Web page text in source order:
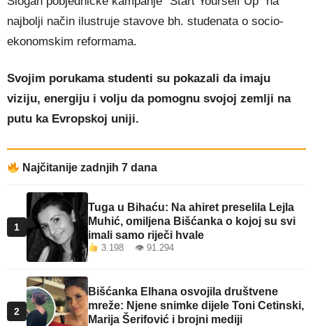
najbolji način ilustruje stavove bh. studenata o socio-
ekonomskim reformama.
Svojim porukama studenti su pokazali da imaju
viziju, energiju i volju da pomognu svojoj zemlji na
putu ka Evropskoj uniji.
Najčitanije zadnjih 7 dana
1
Tuga u Bihaću: Na ahiret preselila Lejla
Muhić, omiljena Bišćanka o kojoj su svi
imali samo riječi hvale
3.198 👁 91.294
2
Bišćanka Elhana osvojila društvene
mreže: Njene snimke dijele Toni Cetinski,
Marija Šerifović i brojni mediji